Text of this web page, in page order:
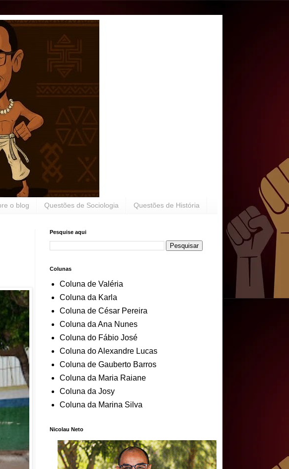
o blog Questões de Sociologia Questões de História
Pesquise aqui
Colunas
Coluna de Valéria
Coluna da Karla
Coluna de César Pereira
Coluna da Ana Nunes
Coluna do Fábio José
Coluna do Alexandre Lucas
Coluna de Gauberto Barros
Coluna da Maria Raiane
Coluna da Josy
Coluna da Marina Silva
Nicolau Neto